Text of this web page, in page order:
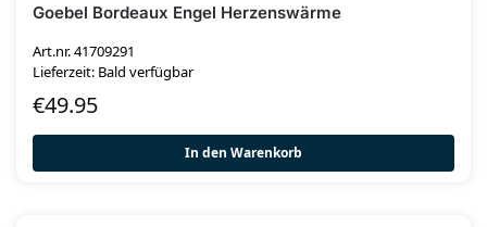
Goebel Bordeaux Engel Herzenswärme
Art.nr. 41709291
Lieferzeit: Bald verfügbar
€49.95
In den Warenkorb